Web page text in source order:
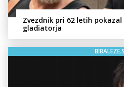
Zvezdnik pri 62 letih
gladiatorja